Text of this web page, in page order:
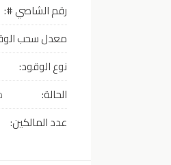
رقم الشاصي #:
معدل سحب
نوع الوقود:
الحالة:
عدد المالكين: